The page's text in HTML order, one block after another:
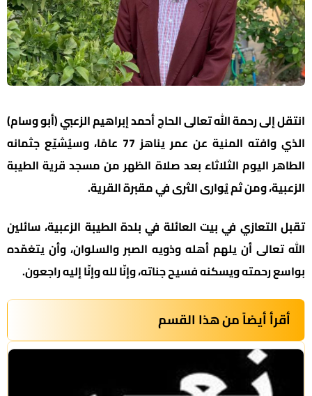
انتقل إلى رحمة الله تعالى الحاج أحمد إبراهيم الزعبي (أبو وسام)
الذي وافته المنية عن عمر يناهز 77 عامًا، وسيُشيّع جثمانه
الطاهر اليوم الثلاثاء بعد صلاة الظهر من مسجد قرية الطيبة
الزعبية، ومن ثم يُوارى الثرى في مقبرة القرية.
تقبل التعازي في بيت العائلة في بلدة الطيبة الزعبية، سائلين
الله تعالى أن يلهم أهله وذويه الصبر والسلوان، وأن يتغمّده
بواسع رحمته ويسكنه فسيح جناته، وإنّا لله وإنّا إليه راجعون.
أقرأ أيضاً من هذا القسم